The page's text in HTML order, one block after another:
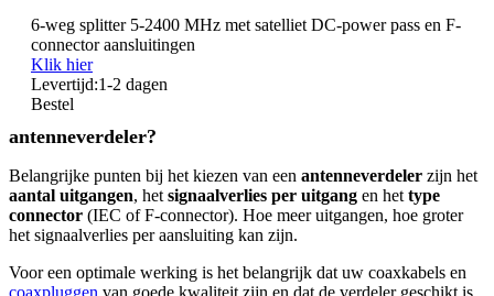
6-weg splitter 5-2400 MHz met satelliet DC-power pass en F-
connector aansluitingen
Klik hier
Levertijd:1-2 dagen
Bestel
antenneverdeler?
Belangrijke punten bij het kiezen van een antenneverdeler zijn het
aantal uitgangen, het signaalverlies per uitgang en het type
connector (IEC of F-connector). Hoe meer uitgangen, hoe groter
het signaalverlies per aansluiting kan zijn.
Voor een optimale werking is het belangrijk dat uw coaxkabels en
coaxpluggen van goede kwaliteit zijn en dat de verdeler geschikt is